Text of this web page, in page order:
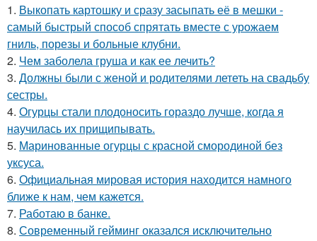
1. Выкопать картошку и сразу засыпать её в мешки -
самый быстрый способ спрятать вместе с урожаем
гниль, порезы и больные клубни.
2. Чем заболела груша и как ее лечить?
3. Должны были с женой и родителями лететь на свадьбу
сестры.
4. Огурцы стали плодоносить гораздо лучше, когда я
научилась их прищипывать.
5. Маринованные огурцы с красной смородиной без
уксуса.
6. Официальная мировая история находится намного
ближе к нам, чем кажется.
7. Работаю в банке.
8. Современный гейминг оказался исключительно